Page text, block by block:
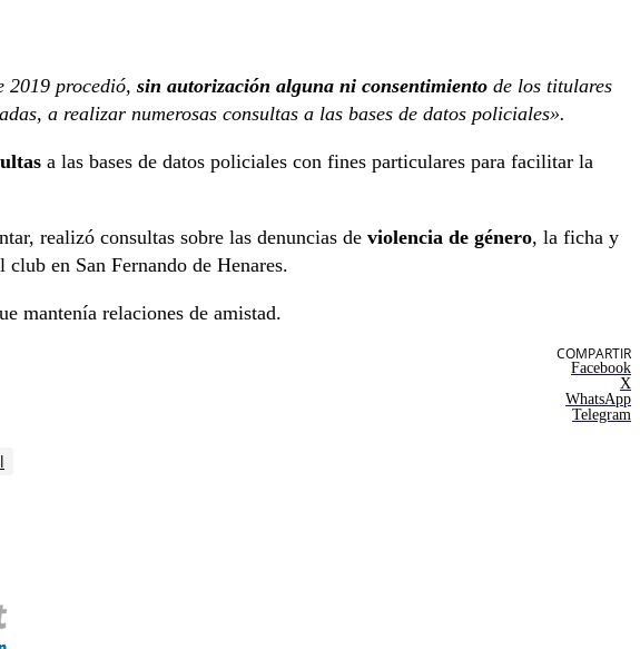
2019 procedió, sin autorización alguna ni consentimiento de los titulares
a realizar numerosas consultas a las bases de datos policiales».
a las bases de datos policiales con fines particulares para facilitar la
realizó consultas sobre las denuncias de violencia de género, la ficha y
en San Fernando de Henares.
mantenía relaciones de amistad.
COMPARTIR
Facebook
X
WhatsApp
Telegram